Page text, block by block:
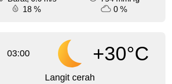
18 %
0 %
03:00 +30°C
Langit cerah